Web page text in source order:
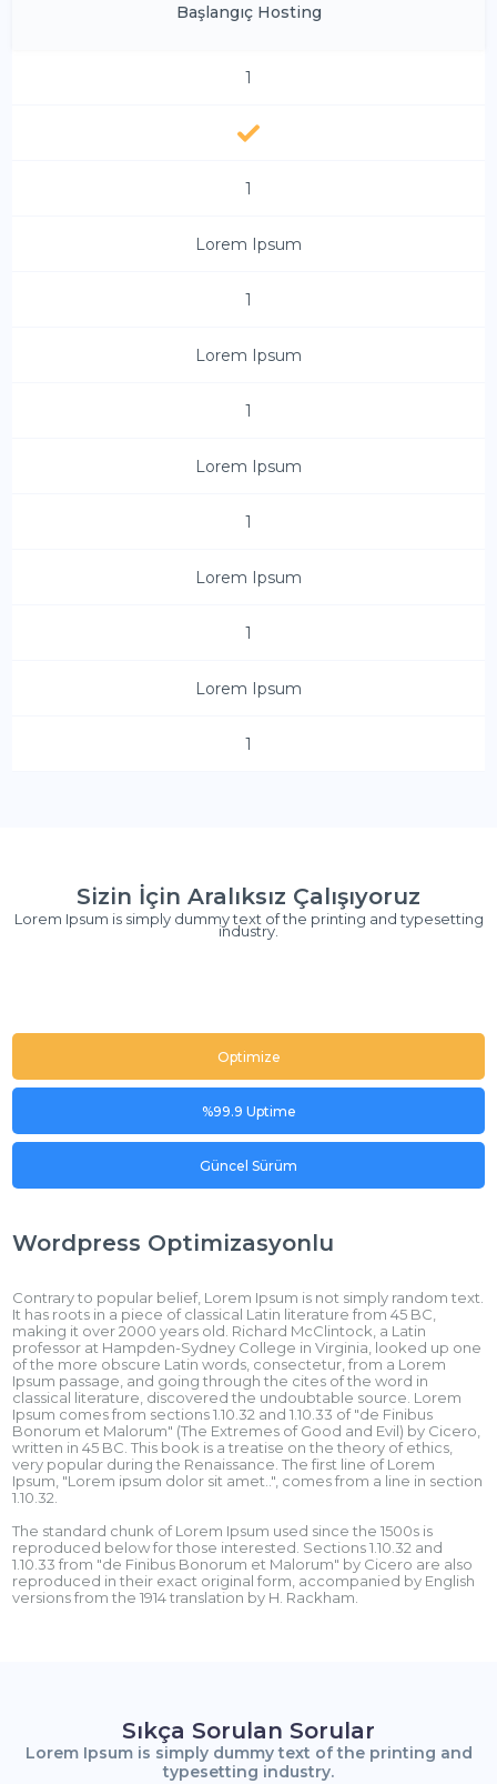
Başlangıç Hosting
1
1
Lorem Ipsum
1
Lorem Ipsum
1
Lorem Ipsum
1
Lorem Ipsum
1
Lorem Ipsum
1
Sizin İçin Aralıksız Çalışıyoruz
Lorem Ipsum is simply dummy text of the printing and typesetting
industry.
Optimize
%99.9 Uptime
Güncel Sürüm
Wordpress Optimizasyonlu
Contrary to popular belief, Lorem Ipsum is not simply random text.
It has roots in a piece of classical Latin literature from 45 BC,
making it over 2000 years old. Richard McClintock, a Latin
professor at Hampden-Sydney College in Virginia, looked up one
of the more obscure Latin words, consectetur, from a Lorem
Ipsum passage, and going through the cites of the word in
classical literature, discovered the undoubtable source. Lorem
Ipsum comes from sections 1.10.32 and 1.10.33 of "de Finibus
Bonorum et Malorum" (The Extremes of Good and Evil) by Cicero,
written in 45 BC. This book is a treatise on the theory of ethics,
very popular during the Renaissance. The first line of Lorem
Ipsum, "Lorem ipsum dolor sit amet..", comes from a line in section
1.10.32.
The standard chunk of Lorem Ipsum used since the 1500s is
reproduced below for those interested. Sections 1.10.32 and
1.10.33 from "de Finibus Bonorum et Malorum" by Cicero are also
reproduced in their exact original form, accompanied by English
versions from the 1914 translation by H. Rackham.
Sıkça Sorulan Sorular
Lorem Ipsum is simply dummy text of the printing and
typesetting industry.